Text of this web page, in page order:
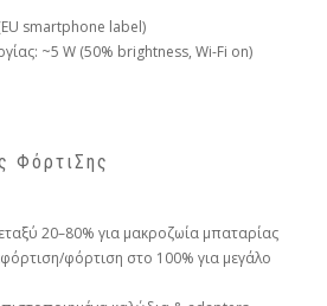
smartphone label)
~5 W (50% brightness, Wi-Fi on)
ΦόρτιΣης
20–80% για μακροζωία μπαταρίας
φόρτιση στο 100% για μεγάλο